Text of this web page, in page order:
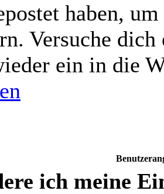
haben,
Versuche
ein in die
ich meine